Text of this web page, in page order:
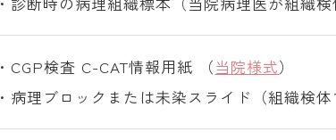
・CGP検査 C-CAT情報用紙 （当院様式）
・病理ブロックまたは未染スライド（組織検体